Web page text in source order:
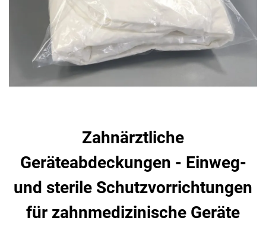
Zahnärztliche
Geräteabdeckungen - Einweg-
und sterile Schutzvorrichtungen
für zahnmedizinische Geräte